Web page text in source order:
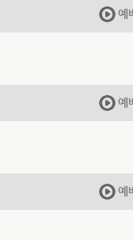
예
예
예